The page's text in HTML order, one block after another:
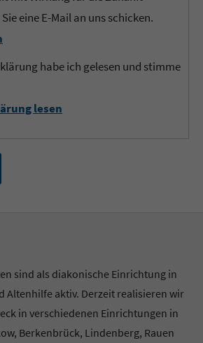
eine E-Mail an uns schicken.
habe ich gelesen und stimme
lesen
sind als diakonische Einrichtung in
Altenhilfe aktiv. Derzeit realisieren wir
in verschiedenen Einrichtungen in
Berkenbrück, Lindenberg, Rauen